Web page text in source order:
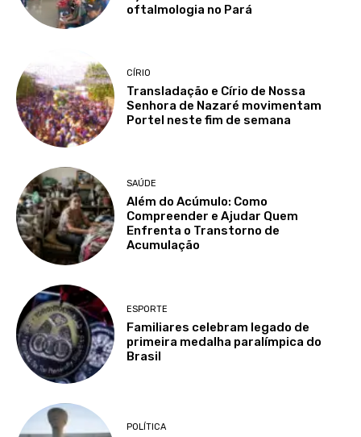
oftalmologia no Pará
CÍRIO
Transladação e Círio de Nossa
Senhora de Nazaré movimentam
Portel neste fim de semana
SAÚDE
Além do Acúmulo: Como
Compreender e Ajudar Quem
Enfrenta o Transtorno de
Acumulação
ESPORTE
Familiares celebram legado de
primeira medalha paralímpica do
Brasil
POLÍTICA